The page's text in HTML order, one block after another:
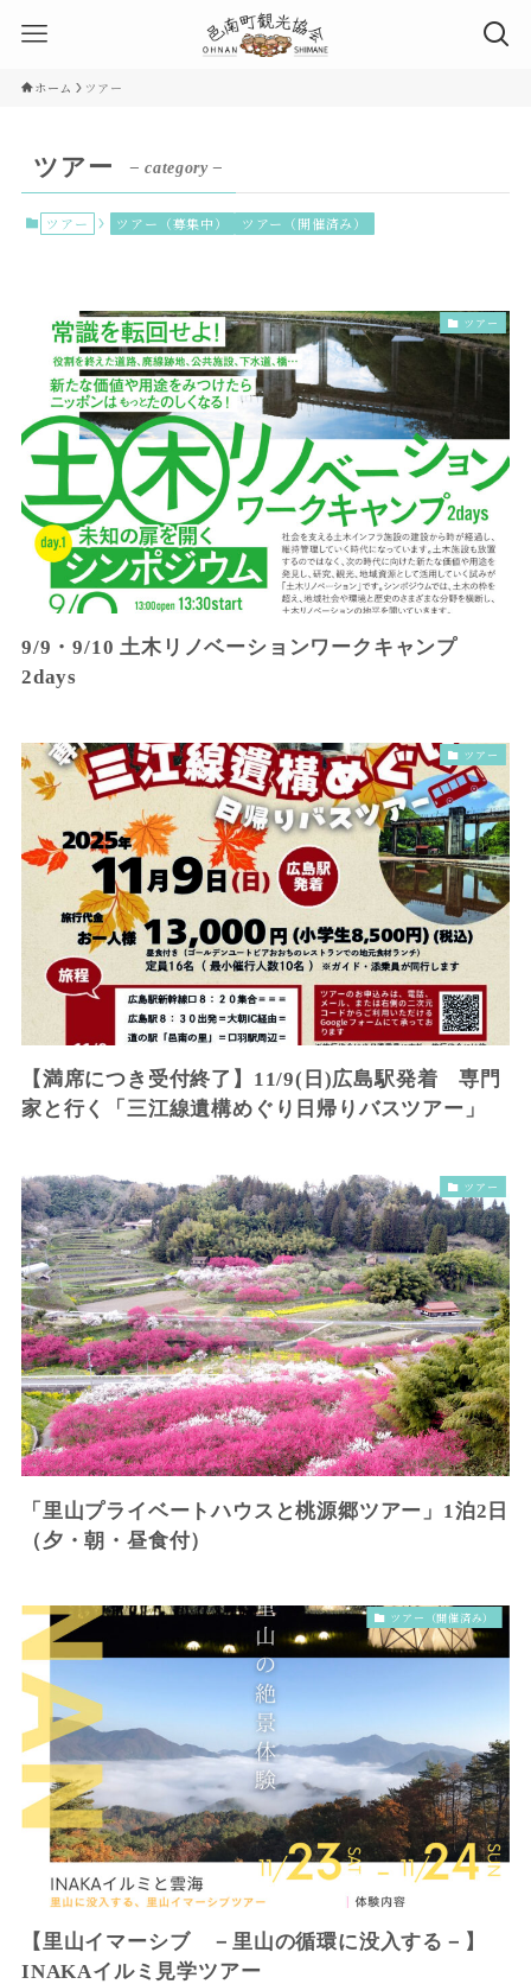
ホーム ツアー
ツアー – category –
ツアー ツアー（募集中） ツアー（開催済み）
ツアー
9/9・9/10 土木リノベーションワークキャンプ
2days
ツアー
【満席につき受付終了】11/9(日)広島駅発着 専門
家と行く「三江線遺構めぐり日帰りバスツアー」
ツアー
「里山プライベートハウスと桃源郷ツアー」1泊2日
（夕・朝・昼食付）
ツアー（開催済み）
【里山イマーシブ －里山の循環に没入する－】
INAKAイルミ見学ツアー